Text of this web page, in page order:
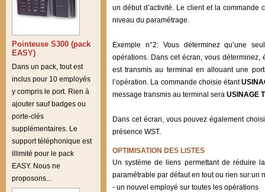
Pointeuse S300 (pack
EASY)
Dans un pack, tout est
inclus pour 10 employés
y compris le port. Rien à
ajouter sauf badges ou
porte-clés
supplémentaires. Le
support téléphonique est
illimité pour le pack
EASY. Nous ne
proposons...
un début d’activité. Le client et la commande
niveau du paramétrage.
Exemple n°2: Vous déterminez qu’une
opérations. Dans cet écran, vous déterminez,
est transmis au terminal en allouant une
l’opération. La commande choisie étant
message transmis au terminal sera USINAGE
Dans cet écran, vous pouvez également
présence WST.
OPTIMISATION DES LISTES
Un système de liens permettant de réduire
paramétrable par défaut en tout ou rien sur:un
- un nouvel employé sur toutes les opérations